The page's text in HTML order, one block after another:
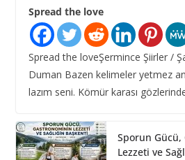
Spread the love
Spread the loveŞermince Şiirler /
Duman Bazen kelimeler yetmez
lazım seni. Kömür karası
Sporun
Lezzeti ve